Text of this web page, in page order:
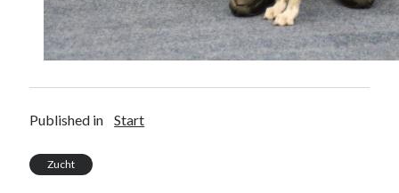
Published in Start
Zucht